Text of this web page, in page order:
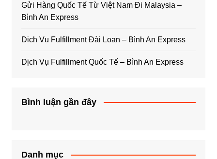
Gửi Hàng Quốc Tế Từ Việt Nam Đi Malaysia –
Bình An Express
Dịch Vụ Fulfillment Đài Loan – Bình An Express
Dịch Vụ Fulfillment Quốc Tế – Bình An Express
Bình luận gần đây
Danh mục